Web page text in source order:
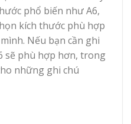
phổ biến như A6,
kích thước phù hợp
Nếu bạn cần ghi
sẽ phù hợp hơn, trong
những ghi chú